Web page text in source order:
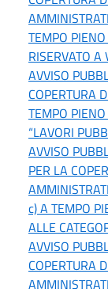
TEMPO
RISERVATO A
AVVISO
COPERTURA
TEMPO
“LAVORI
AVVISO
PER LA
c) A TEMPO
ALLE
AVVISO
COPERTURA